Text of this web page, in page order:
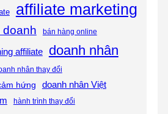
affiliate marketing
doanh bán hàng online
affiliate doanh nhân
nhân thay đổi
hứng
doanh nhân Việt
hành trình thay đổi